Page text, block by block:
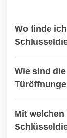
Wo finde
Wie sind
Mit